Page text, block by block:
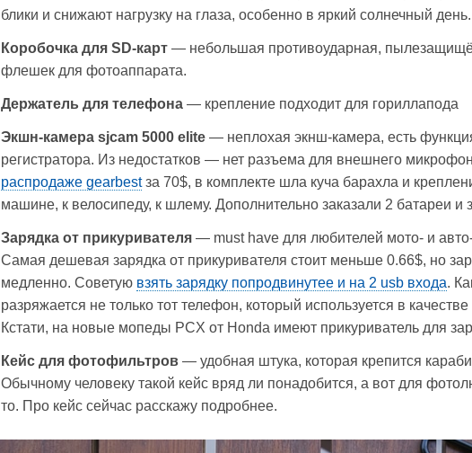
блики и снижают нагрузку на глаза, особенно в яркий солнечный день.
Коробочка для SD-карт— небольшая противоударная,
флешек для фотоаппарата.
Держатель для телефона— крепление подходит для гориллапода
Экшн-камера sjcam 5000 elite— неплохая экнш-камера, есть
регистратора. Из недостатков — нет разъема для внешнего
распродаже gearbestза 70$, в комплекте шла куча барахла и
машине, к велосипеду, к шлему. Дополнительно заказали 2 батареи и
Зарядка от прикуривателя— must have для любителей мото- и
Самая дешевая зарядка от прикуривателя стоит меньше 0.66$, но
медленно. Советую взять зарядку попродвинутее и на 2 usb входа.
разряжается не только тот телефон, который используется в
Кстати, на новые мопеды PCX от Honda имеют прикуриватель для
Кейс для фотофильтров— удобная штука, которая крепится
Обычному человеку такой кейс вряд ли понадобится, а вот для
то. Про кейс сейчас расскажу подробнее.